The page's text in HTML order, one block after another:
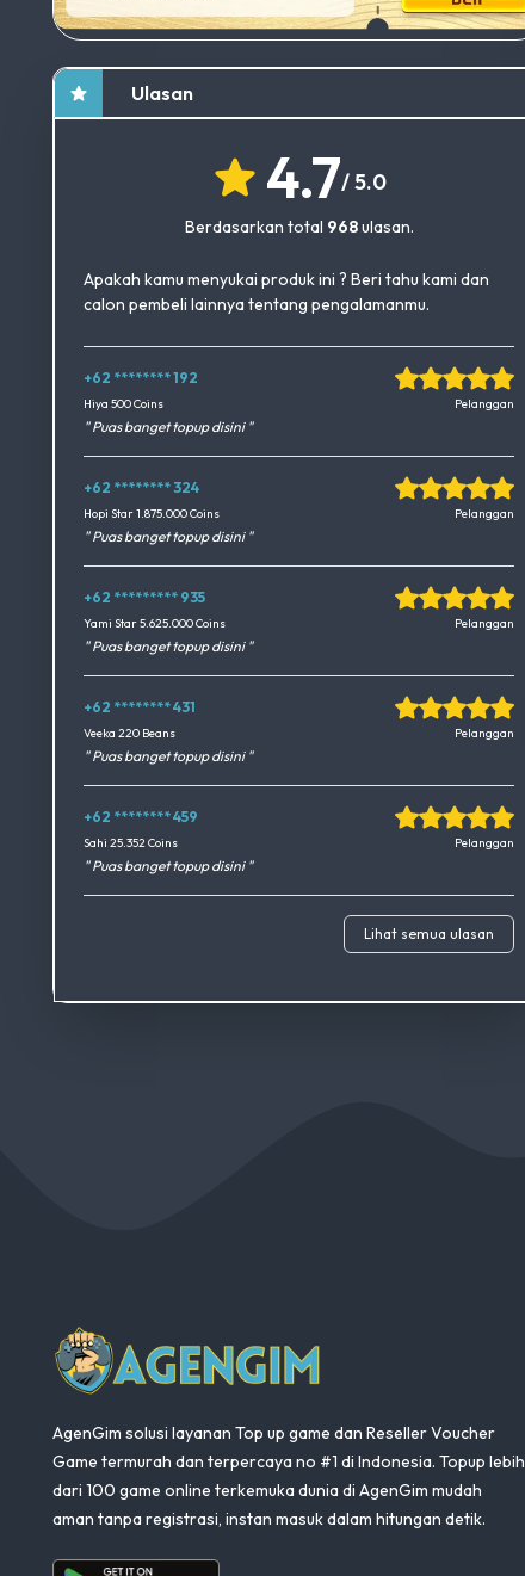
Ulasan
4.7/ 5.0
Berdasarkan total 968ulasan.
Apakah kamu menyukai produk ini ? Beri tahu kami dan
calon pembeli lainnya tentang pengalamanmu.
+62 ******** 192
Okedimers Group INC
Hiya 500 Coins Pelanggan
" Puas banget topup disini "
+62 ******** 324
Okedimers Group INC
Hopi Star 1.875.000 Coins Pelanggan
" Puas banget topup disini "
+62 ********* 935
Okedimers Group INC
Yami Star 5.625.000 Coins Pelanggan
" Puas banget topup disini "
+62 ******** 431
Okedimers Group INC
Veeka 220 Beans Pelanggan
" Puas banget topup disini "
+62 ******** 459
Okedimers Group INC
Sahi 25.352 Coins Pelanggan
" Puas banget topup disini "
Lihat semua ulasan
AgenGim
AgenGim solusi layanan Top up game dan Reseller Voucher
Game termurah dan terpercaya no #1 di Indonesia. Topup lebih
dari 100 game online terkemuka dunia di AgenGim mudah
aman tanpa registrasi, instan masuk dalam hitungan detik.
Aplikasi Android